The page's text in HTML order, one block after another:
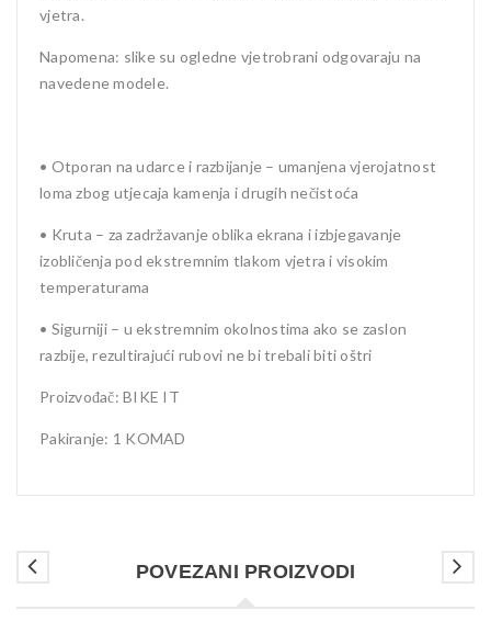
vjetra.
Napomena: slike su ogledne vjetrobrani odgovaraju na
navedene modele.
• Otporan na udarce i razbijanje – umanjena vjerojatnost
loma zbog utjecaja kamenja i drugih nečistoća
• Kruta – za zadržavanje oblika ekrana i izbjegavanje
izobličenja pod ekstremnim tlakom vjetra i visokim
temperaturama
• Sigurniji – u ekstremnim okolnostima ako se zaslon
razbije, rezultirajući rubovi ne bi trebali biti oštri
Proizvođač: BIKE IT
Pakiranje: 1 KOMAD
POVEZANI PROIZVODI